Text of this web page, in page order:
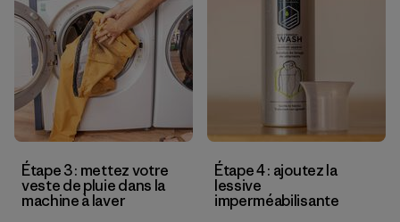
Étape 3 : mettez votre
veste de pluie dans la
machine à laver
Étape 4 : ajoutez la
lessive
imperméabilisante